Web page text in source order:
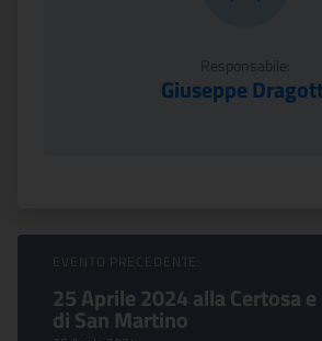
Responsabile:
Giuseppe
Sfoglia Eventi
EVENTO PRECEDENTE:
25 Aprile 2024 alla Certosa
di San Martino